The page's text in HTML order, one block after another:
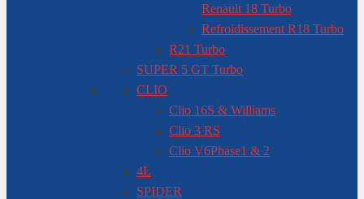
Renault 18 Turbo
Refroidissement R18 Turbo
R21 Turbo
SUPER 5 GT Turbo
CLIO
Clio 16S & Williams
Clio 3 RS
Clio V6Phase1 & 2
4L
SPIDER